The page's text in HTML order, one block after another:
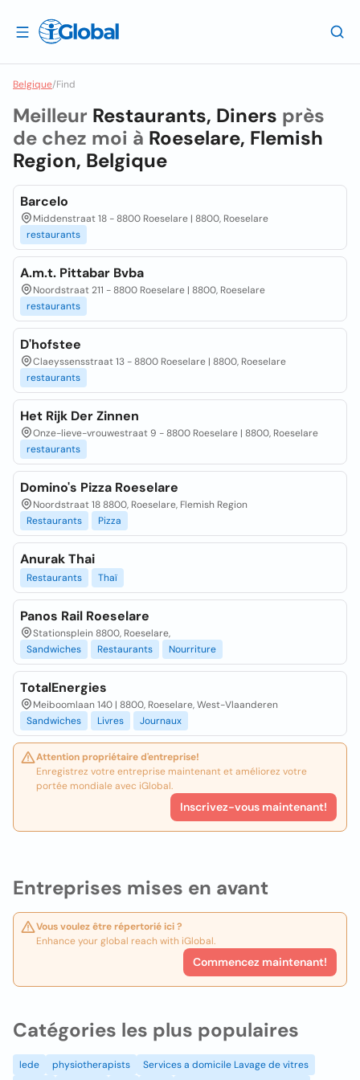
Belgique/Find
Entreprises mises en avant
Vous voulez être répertorié ici ?
Enhance your global reach with iGlobal.
Commencez maintenant!
Meilleur Restaurants, Diners près
de chez moi à Roeselare, Flemish
Region, Belgique
Barcelo
Middenstraat 18 - 8800 Roeselare | 8800, Roeselare
restaurants
A.m.t. Pittabar Bvba
Noordstraat 211 - 8800 Roeselare | 8800, Roeselare
restaurants
D'hofstee
Claeyssensstraat 13 - 8800 Roeselare | 8800, Roeselare
restaurants
Het Rijk Der Zinnen
Onze-lieve-vrouwestraat 9 - 8800 Roeselare | 8800, Roeselare
restaurants
Domino's Pizza Roeselare
Noordstraat 18 8800, Roeselare, Flemish Region
Restaurants
Pizza
Anurak Thai
Restaurants Thaï
Panos Rail Roeselare
Stationsplein 8800, Roeselare,
Sandwiches
Restaurants Nourriture
TotalEnergies
Meiboomlaan 140 | 8800, Roeselare, West-Vlaanderen
Sandwiches
Livres Journaux
Attention propriétaire d'entreprise!
Enregistrez votre entreprise maintenant et améliorez votre
portée mondiale avec iGlobal.
Inscrivez-vous maintenant!
Catégories les plus populaires
lede physiotherapists
Services a domicile Lavage de vitres